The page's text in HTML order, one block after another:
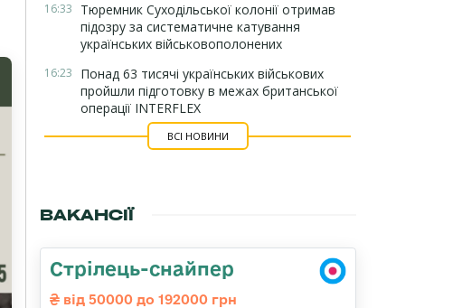
16:33
Тюремник Суходільської колонії отримав
підозру за систематичне катування
українських військовополонених
16:23
Понад 63 тисячі українських військових
пройшли підготовку в межах британської
операції INTERFLEX
ВСІ НОВИНИ
ВАКАНСІЇ
Стрілець-снайпер
від 50000 до 192000 грн